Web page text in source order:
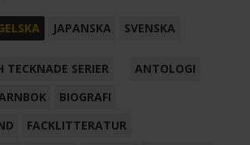
JAPANSKA SVENSKA
TECKNADE SERIER
ANTOLOGI
BIOGRAFI
FACKLITTERATUR